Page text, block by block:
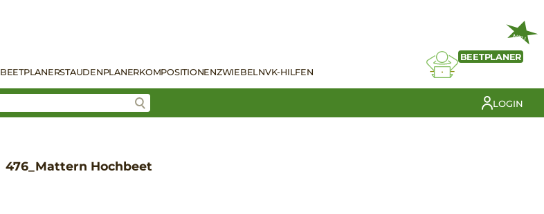
BEETPLANERSTAUDENPLANERKOMPOSITIONENZWIEBELNVK-HILFEN
NEU
BEETPLANER
LOGIN
476_Mattern Hochbeet